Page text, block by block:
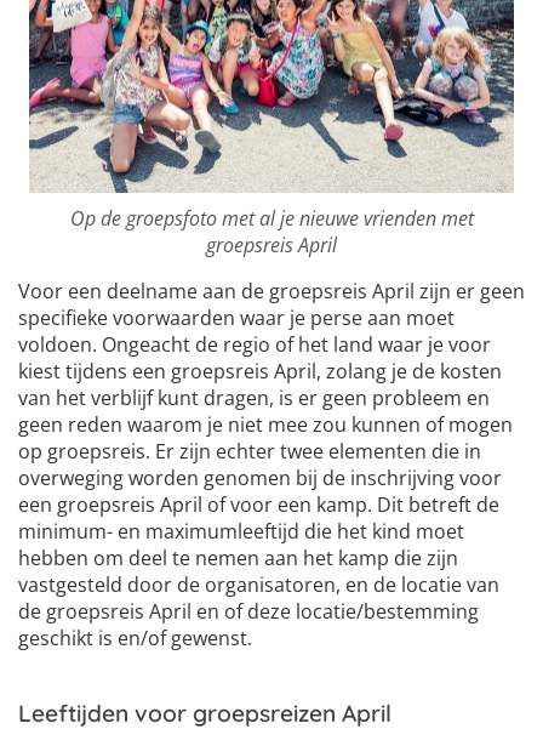
Op de groepsfoto met al je nieuwe vrienden met
groepsreis April
Voor een deelname aan de groepsreis April zijn er geen
specifieke voorwaarden waar je perse aan moet
voldoen. Ongeacht de regio of het land waar je voor
kiest tijdens een groepsreis April, zolang je de kosten
van het verblijf kunt dragen, is er geen probleem en
geen reden waarom je niet mee zou kunnen of mogen
op groepsreis. Er zijn echter twee elementen die in
overweging worden genomen bij de inschrijving voor
een groepsreis April of voor een kamp. Dit betreft de
minimum- en maximumleeftijd die het kind moet
hebben om deel te nemen aan het kamp die zijn
vastgesteld door de organisatoren, en de locatie van
de groepsreis April en of deze locatie/bestemming
geschikt is en/of gewenst.
Leeftijden voor groepsreizen April